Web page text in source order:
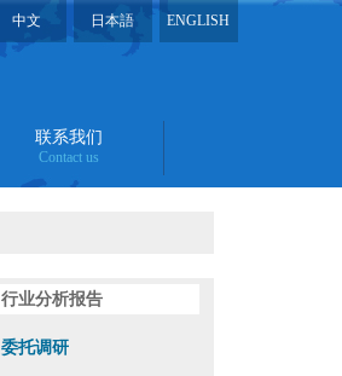
中文 日本語 ENGLISH
联系我们
Contact us
行业分析报告
委托调研